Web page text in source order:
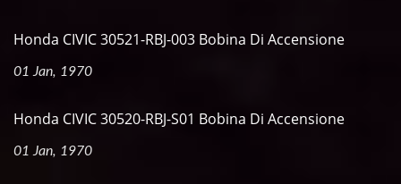
Honda CIVIC 30521-RBJ-003 Bobina Di Accensione
01 Jan, 1970
Honda CIVIC 30520-RBJ-S01 Bobina Di Accensione
01 Jan, 1970